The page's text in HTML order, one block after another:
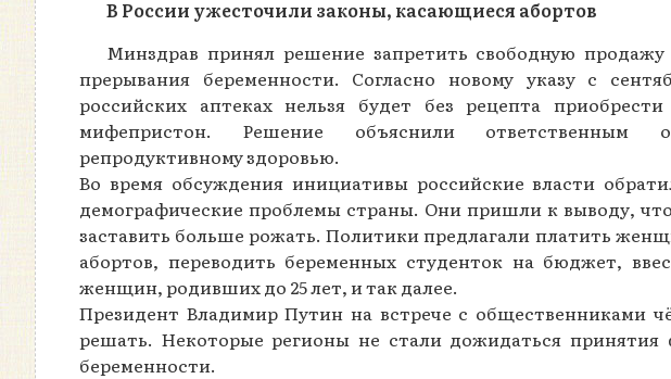
Газеты за 2015
Газеты за
Газеты за
В России ужесточили законы, касающиеся абортов
Минздрав принял решение запретить свободную продажу
прерывания беременности. Согласно новому указу с
российских аптеках нельзя будет без рецепта
мифепристон. Решение объяснили ответственным
репродуктивному здоровью.
Во время обсуждения инициативы российские власти
демографические проблемы страны. Они пришли к выводу,
заставить больше рожать. Политики предлагали платить
абортов, переводить беременных студенток на бюджет,
женщин, родивших до 25 лет, и так далее.
Президент Владимир Путин на встрече с общественниками
решать. Некоторые регионы не стали дожидаться принятия
беременности.